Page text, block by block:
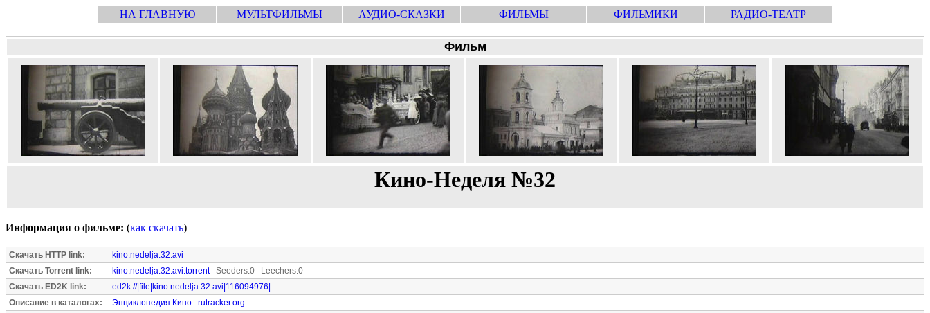
НА ГЛАВНУЮ МУЛЬТФИЛЬМЫ АУДИО-СКАЗКИ ФИЛЬМЫ ФИЛЬМИКИ РАДИО-ТЕАТР
Фильм
Кино-Неделя №32
Информация о фильме: (как скачать)
Скачать HTTP link:
kino.nedelja.32.avi
Скачать Torrent link:
kino.nedelja.32.avi.torrentSeeders:0 Leechers:0
Скачать ED2K link:
ed2k://|file|kino.nedelja.32.avi|116094976|
Описание в каталогах:
Энциклопедия Кино
rutracker.org